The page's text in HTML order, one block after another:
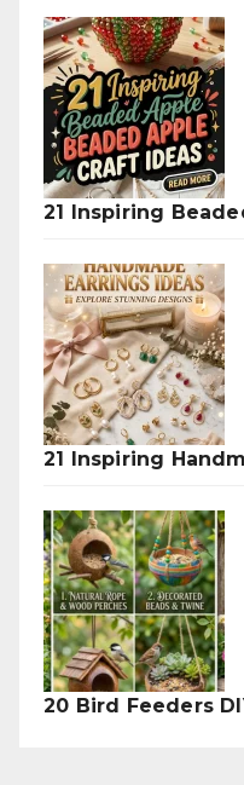
21 Inspiring
21 Inspiring
20 Bird Feeders